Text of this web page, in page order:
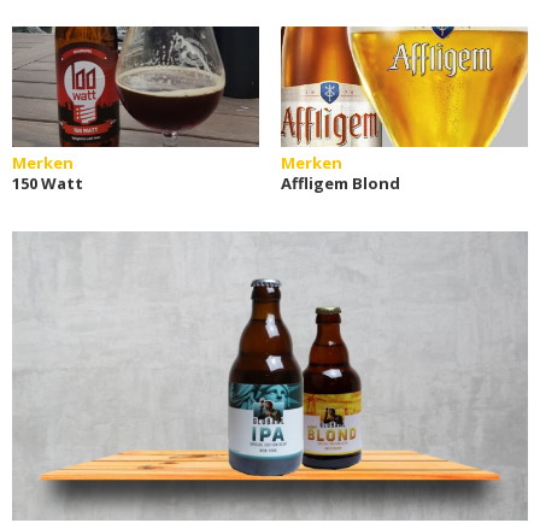
Merken
150 Watt
Merken
Affligem Blond